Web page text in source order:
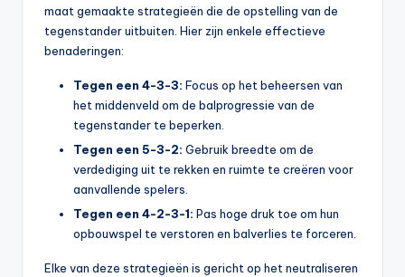
maat gemaakte strategieën die de opstelling van de
tegenstander uitbuiten. Hier zijn enkele effectieve
benaderingen:
Tegen een 4-3-3: Focus op het beheersen van
het middenveld om de balprogressie van de
tegenstander te beperken.
Tegen een 5-3-2: Gebruik breedte om de
verdediging uit te rekken en ruimte te creëren voor
aanvallende spelers.
Tegen een 4-2-3-1: Pas hoge druk toe om hun
opbouwspel te verstoren en balverlies te forceren.
Elke van deze strategieën is gericht op het neutraliseren